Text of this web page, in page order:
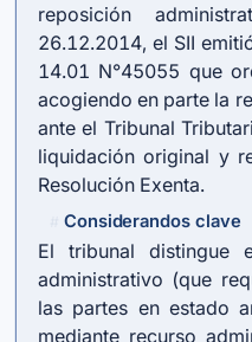
reposición
26.12.2014, el SII
14.01 N°45055 que
acogiendo en parte la
ante el Tribunal
liquidación original y
Resolución Exenta.
Considerandos clave
El tribunal distingue
administrativo (que
las partes en estado
mediante recurso